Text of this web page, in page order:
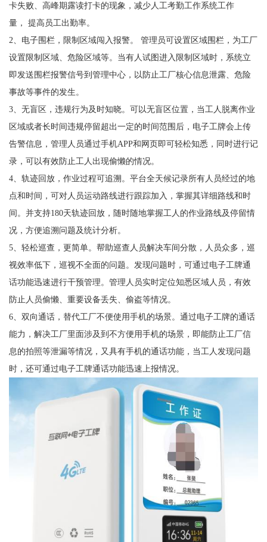
卡失败、高峰期露读打卡的现象，减少人工考勤工作系统工作
量， 提高员工出勤率。
2、电子围栏，限制区域闯入报警。 管理员可设置区域围栏，为工厂
设置限制区域、危险区域等。当有人试图进入限制区域时，系统立
即发送围栏报警信号到管理中心，以防止工厂核心信息泄露、危险
事故等事件的发生。
3、无盲区，违规行为及时知晓。可以无盲区位置，当工人脱离作业
区域或者长时间违规停留超出一定的时间范围后，电子工牌会上传
告警信息，管理人员通过手机APP和网页即可轻松知悉，同时进行记
录，可以有效防止工人出现偷懒的情况。
4、轨迹回放，作业过程可追溯。平台全天候记录所有人员经过的地
点和时间，可对人员运动路线进行跟踪加入，掌握其详细路线和时
间。并支持180天轨迹回放，随时随地掌握工人的作业路线及停留情
况，方便追溯问题及统计分析。
5、轻松巡查，更简单。帮助巡查人员解决车间分散，人员众多，巡
视效率低下，巡视不全面的问题。发现问题时，可通过电子工牌通
话功能迅速进行干预管理。管理人员实时定位知悉区域人员，有效
防止人员偷懒、重要设备丢失、偷盗等情况。
6、双向通话，替代工厂不便使用手机的场景。通过电子工牌的通话
能力，解决工厂里面涉及到不方便用手机的场景，即能防止工厂信
息的拍照等泄漏等情况，又具有手机的通话功能，当工人发现问题
时，还可通过电子工牌通话功能迅速上报情况。